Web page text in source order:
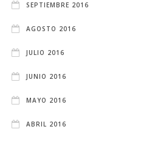
SEPTIEMBRE 2016
AGOSTO 2016
JULIO 2016
JUNIO 2016
MAYO 2016
ABRIL 2016